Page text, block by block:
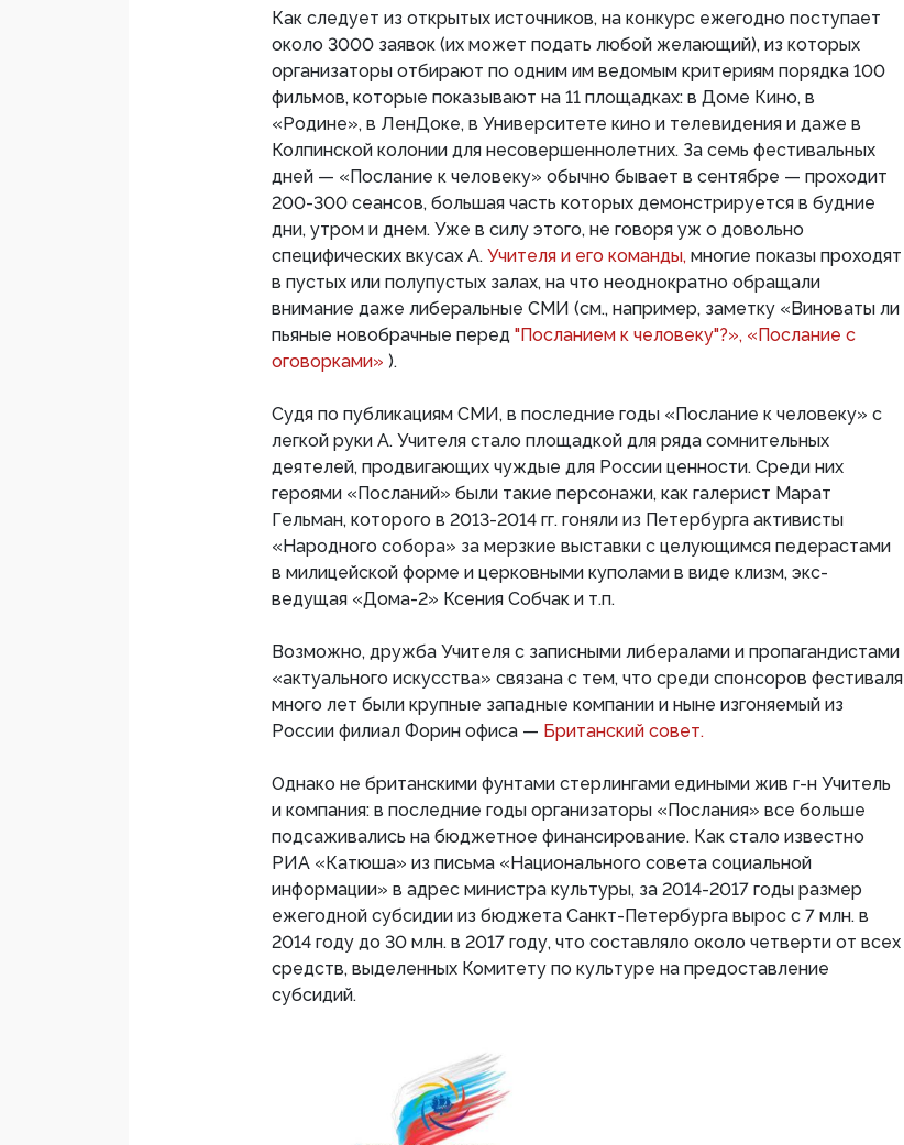
Как следует из открытых источников, на конкурс ежегодно поступает
около 3000 заявок (их может подать любой желающий), из которых
организаторы отбирают по одним им ведомым критериям порядка 100
фильмов, которые показывают на 11 площадках: в Доме Кино, в
«Родине», в ЛенДоке, в Университете кино и телевидения и даже в
Колпинской колонии для несовершеннолетних. За семь фестивальных
дней — «Послание к человеку» обычно бывает в сентябре — проходит
200-300 сеансов, большая часть которых демонстрируется в будние
дни, утром и днем. Уже в силу этого, не говоря уж о довольно
специфических вкусах А. Учителя и его команды, многие показы проходят
в пустых или полупустых залах, на что неоднократно обращали
внимание даже либеральные СМИ (см., например, заметку «Виноваты ли
пьяные новобрачные перед "Посланием к человеку"?», «Послание с
оговорками» ).
Судя по публикациям СМИ, в последние годы «Послание к человеку» с
легкой руки А. Учителя стало площадкой для ряда сомнительных
деятелей, продвигающих чуждые для России ценности. Среди них
героями «Посланий» были такие персонажи, как галерист Марат
Гельман, которого в 2013-2014 гг. гоняли из Петербурга активисты
«Народного собора» за мерзкие выставки с целующимся педерастами
в милицейской форме и церковными куполами в виде клизм, экс-
ведущая «Дома-2» Ксения Собчак и т.п.
Возможно, дружба Учителя с записными либералами и пропагандистами
«актуального искусства» связана с тем, что среди спонсоров фестиваля
много лет были крупные западные компании и ныне изгоняемый из
России филиал Форин офиса — Британский совет.
Однако не британскими фунтами стерлингами едиными жив г-н Учитель
и компания: в последние годы организаторы «Послания» все больше
подсаживались на бюджетное финансирование. Как стало известно
РИА «Катюша» из письма «Национального совета социальной
информации» в адрес министра культуры, за 2014-2017 годы размер
ежегодной субсидии из бюджета Санкт-Петербурга вырос с 7 млн. в
2014 году до 30 млн. в 2017 году, что составляло около четверти от всех
средств, выделенных Комитету по культуре на предоставление
субсидий.